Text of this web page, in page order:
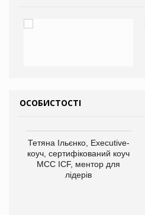
ОСОБИСТОСТІ
Тетяна Ільєнко, Executive-
коуч, сертифікований коуч
МСС ICF, ментор для
лідерів